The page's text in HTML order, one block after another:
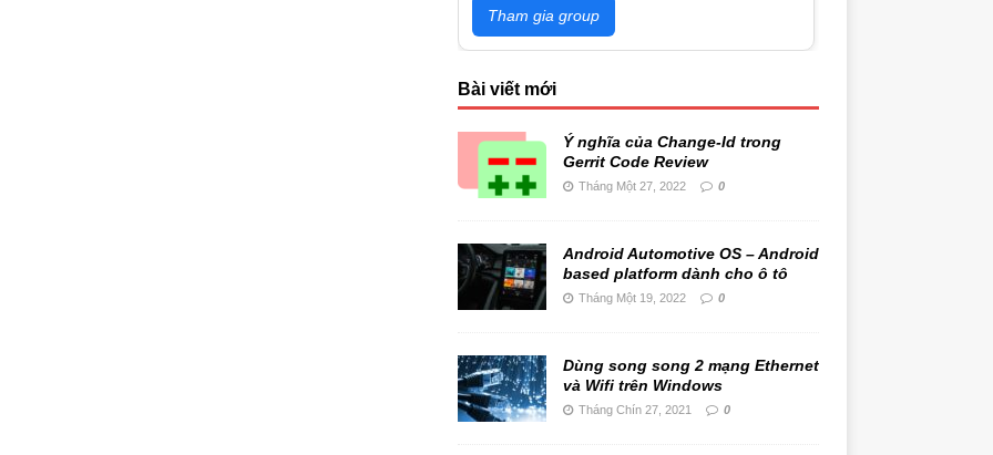
Tham gia group
Bài viết mới
Ý nghĩa của Change-Id trong
Gerrit Code Review
Tháng Một 27, 2022 0
Android Automotive OS – Android
based platform dành cho ô tô
Tháng Một 19, 2022 0
Dùng song song 2 mạng Ethernet
và Wifi trên Windows
Tháng Chín 27, 2021 0